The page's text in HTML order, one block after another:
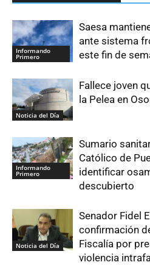
Informando
Primero
Saesa
ante sistema
este fin de
Noticia del Día
Fallece joven
la Pelea en
Informando
Primero
Sumario
Católico de
identificar
descubierto
Noticia del Día
Senador Fidel
confirmación
Fiscalía por
violencia